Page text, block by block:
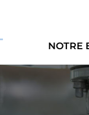
NOTRE